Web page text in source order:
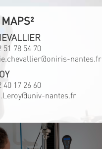
51 78 54 70
nantes.fr
40 17 26 60
nantes.fr